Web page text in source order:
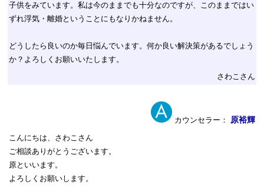
子供をみています。私は今のままでも十分なのですが、このままではい
ずれ浮気・離婚ということにもなりかねません。
どうしたら良いのか毎日悩んでいます。何か良い解決策があるでしょう
か？よろしくお願いいたします。
さわこさん
カウンセラー： 原裕輝
こんにちは、さわこさん
ご相談ありがとうございます。
原といいます。
よろしくお願いします。